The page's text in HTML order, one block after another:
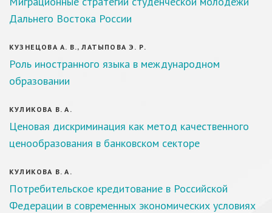
Дальнего Востока России
КУЗНЕЦОВА А. В., ЛАТЫПОВА Э. Р.
Роль иностранного языка в международном
образовании
КУЛИКОВА В. А.
Ценовая дискриминация как метод качественного
ценообразования в банковском секторе
КУЛИКОВА В. А.
Потребительское кредитование в Российской
Федерации в современных экономических условиях